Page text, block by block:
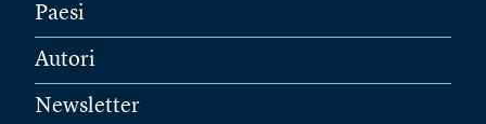
Paesi
Autori
Newsletter